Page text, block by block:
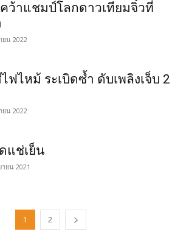
ว้าแชมป์โลกดาวเทียมจิ๋วที่
ยน 2022
ฟไหม้ ระเบิดซ้ำ ดับเพลิงเจ็บ 2
ยน 2022
แช่เย็น
ยน 2021
1 2